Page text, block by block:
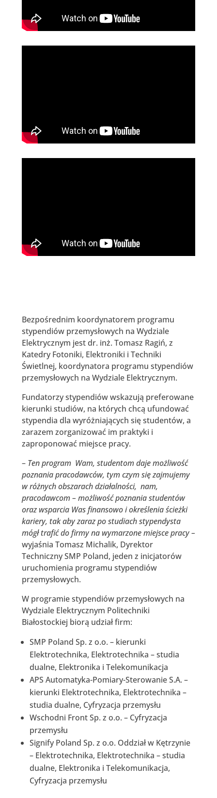
Bezpośrednim koordynatorem programu
stypendiów przemysłowych na Wydziale
Elektrycznym jest dr. inż. Tomasz Ragiń, z
Katedry Fotoniki, Elektroniki i Techniki
Świetlnej, koordynatora programu stypendiów
przemysłowych na Wydziale Elektrycznym.
Fundatorzy stypendiów wskazują preferowane
kierunki studiów, na których chcą ufundować
stypendia dla wyróżniających się studentów, a
zarazem zorganizować im praktyki i
zaproponować miejsce pracy.
– Ten program Wam, studentom daje możliwość
poznania pracodawców, tym czym się zajmujemy
w różnych obszarach działalności, nam,
pracodawcom – możliwość poznania studentów
oraz wsparcia Was finansowo i określenia ścieżki
kariery, tak aby zaraz po studiach stypendysta
mógł trafić do firmy na wymarzone miejsce pracy –
wyjaśnia Tomasz Michalik, Dyrektor
Techniczny SMP Poland, jeden z inicjatorów
uruchomienia programu stypendiów
przemysłowych.
W programie stypendiów przemysłowych na
Wydziale Elektrycznym Politechniki
Białostockiej biorą udział firm:
SMP Poland Sp. z o.o. – kierunki
Elektrotechnika, Elektrotechnika – studia
dualne, Elektronika i Telekomunikacja
APS Automatyka-Pomiary-Sterowanie S.A. –
kierunki Elektrotechnika, Elektrotechnika –
studia dualne, Cyfryzacja przemysłu
Wschodni Front Sp. z o.o. – Cyfryzacja
przemysłu
Signify Poland Sp. z o.o. Oddział w Kętrzynie
– Elektrotechnika, Elektrotechnika – studia
dualne, Elektronika i Telekomunikacja,
Cyfryzacja przemysłu